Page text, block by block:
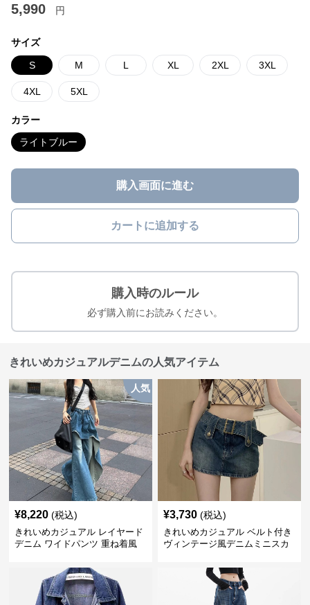
5,990 円
サイズ
S M L XL 2XL 3XL
4XL 5XL
カラー
ライトブルー
購入画面に進む
カートに追加する
購入時のルール
必ず購入前にお読みください。
きれいめカジュアルデニムの人気アイテム
人気
¥8,220 (税込)
きれいめカジュアル レイヤード
デニム ワイドパンツ 重ね着風
¥3,730 (税込)
きれいめカジュアル ベルト付き
ヴィンテージ風デニムミニスカ